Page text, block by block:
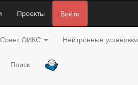
Проекты Войти
ОИКС Нейтронные установки
Поиск